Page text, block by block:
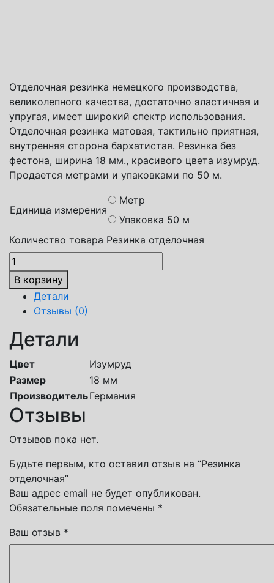
Отделочная резинка немецкого производства,
великолепного качества, достаточно эластичная и
упругая, имеет широкий спектр использования.
Отделочная резинка матовая, тактильно приятная,
внутренняя сторона бархатистая. Резинка без
фестона, ширина 18 мм., красивого цвета изумруд.
Продается метрами и упаковками по 50 м.
Единица измерения
Метр
Упаковка 50 м
Количество товара Резинка отделочная
В корзину
Детали
Отзывы (0)
Детали
Цвет
Изумруд
Размер
18 мм
ПроизводительГермания
Отзывы
Отзывов пока нет.
Будьте первым, кто оставил отзыв на “Резинка
отделочная”
Ваш адрес email не будет опубликован.
Обязательные поля помечены *
Ваш отзыв *